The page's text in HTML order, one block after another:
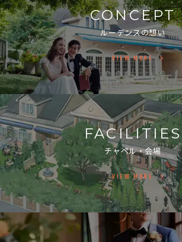
CONCEPT
ルーデンスの想い
VIEW MORE
FACILITIES
チャペル・会場
VIEW MORE